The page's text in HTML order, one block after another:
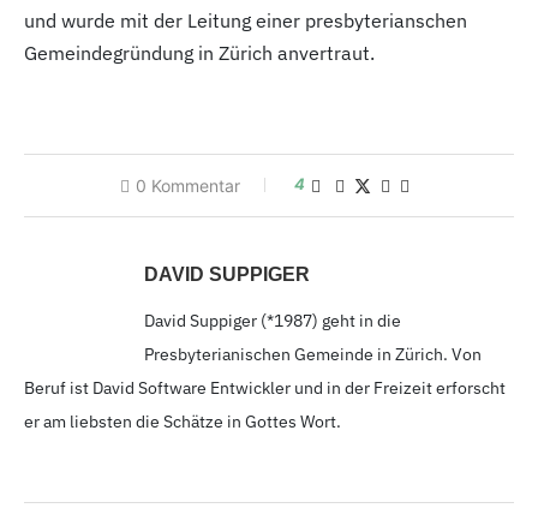
und wurde mit der Leitung einer presbyterianschen
Gemeindegründung in Zürich anvertraut.
0 Kommentar 4
DAVID SUPPIGER
David Suppiger (*1987) geht in die
Presbyterianischen Gemeinde in Zürich. Von
Beruf ist David Software Entwickler und in der Freizeit erforscht
er am liebsten die Schätze in Gottes Wort.